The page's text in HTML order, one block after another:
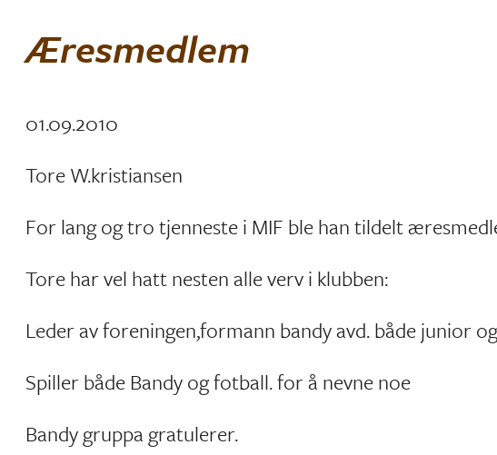
Æresmedlem
01.09.2010
Tore W.kristiansen
For lang og tro tjenneste i MIF ble han tildelt
Tore har vel hatt nesten alle verv i klubben:
Leder av foreningen,formann bandy avd. både junior
Spiller både Bandy og fotball. for å nevne noe
Bandy gruppa gratulerer.